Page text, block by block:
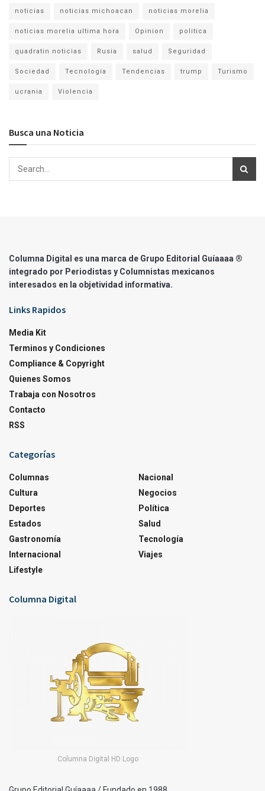
noticias noticias michoacan noticias morelia
noticias morelia ultima hora Opinion politica
quadratin noticias Rusia salud Seguridad
Sociedad Tecnología Tendencias trump Turismo
ucrania Violencia
Busca una Noticia
Columna Digital es una marca de Grupo Editorial Guíaaaa ®
integrado por Periodistas y Columnistas mexicanos
interesados en la objetividad informativa.
Links Rapidos
Media Kit
Terminos y Condiciones
Compliance & Copyright
Quienes Somos
Trabaja con Nosotros
Contacto
RSS
Categorías
Columnas
Cultura
Deportes
Estados
Gastronomía
Internacional
Lifestyle
Nacional
Negocios
Política
Salud
Tecnología
Viajes
Columna Digital
Columna Digital HD Logo